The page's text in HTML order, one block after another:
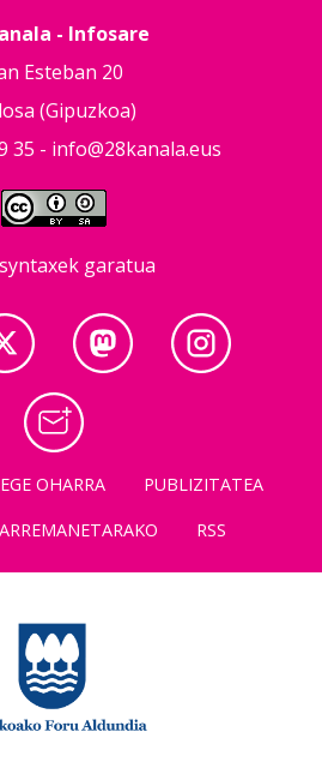
- Infosare
Esteban 20
(Gipuzkoa)
35 - info@28kanala.eus
garatua
OHARRA
PUBLIZITATEA
RSS